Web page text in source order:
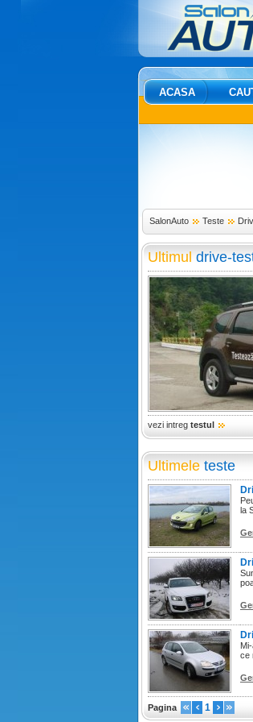
ACASA
SalonAuto Teste
Ultimul drive-
vezi intreg testul
Ultimele teste
la
ce
Pagina 1